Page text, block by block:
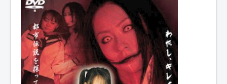
COSAA
Dessins
Artiste Asperger
Lexique